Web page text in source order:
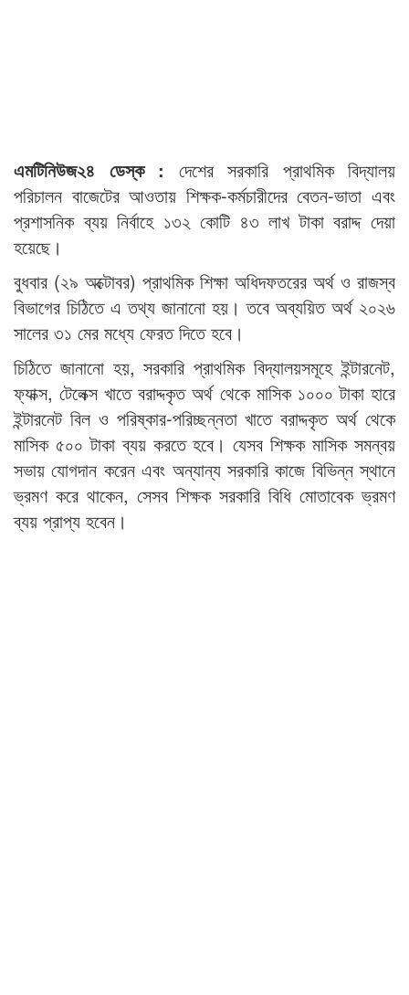
এমটিনিউজ২৪ ডেস্ক : দেশের সরকারি প্রাথমিক বিদ্যালয়
পরিচালন বাজেটের আওতায় শিক্ষক-কর্মচারীদের বেতন-ভাতা এবং
প্রশাসনিক ব্যয় নির্বাহে ১৩২ কোটি ৪৩ লাখ টাকা বরাদ্দ দেয়া
হয়েছে।
বুধবার (২৯ অক্টোবর) প্রাথমিক শিক্ষা অধিদফতরের অর্থ ও রাজস্ব
বিভাগের চিঠিতে এ তথ্য জানানো হয়। তবে অব্যয়িত অর্থ ২০২৬
সালের ৩১ মের মধ্যে ফেরত দিতে হবে।
চিঠিতে জানানো হয়, সরকারি প্রাথমিক বিদ্যালয়সমূহে ইন্টারনেট,
ফ্যাক্স, টেলেক্স খাতে বরাদ্দকৃত অর্থ থেকে মাসিক ১০০০ টাকা হারে
ইন্টারনেট বিল ও পরিষ্কার-পরিচ্ছন্নতা খাতে বরাদ্দকৃত অর্থ থেকে
মাসিক ৫০০ টাকা ব্যয় করতে হবে। যেসব শিক্ষক মাসিক সমন্বয়
সভায় যোগদান করেন এবং অন্যান্য সরকারি কাজে বিভিন্ন স্থানে
ভ্রমণ করে থাকেন, সেসব শিক্ষক সরকারি বিধি মোতাবেক ভ্রমণ
ব্যয় প্রাপ্য হবেন।